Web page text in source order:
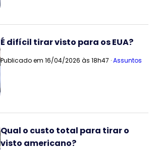
É difícil tirar visto para os EUA?
Publicado em 16/04/2026 às 18h47 ·Assuntos
Qual o custo total para tirar o
visto americano?